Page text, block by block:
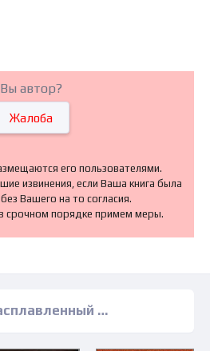
Вы автор?
Жалоба
его пользователями.
извинения, если Ваша книга была
Вашего на то согласия.
в срочном порядке примем меры.
Игнатов" книги читать бесплатно полные версии